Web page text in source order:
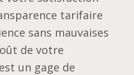
tarifaire
sans mauvaises
de votre
un gage de